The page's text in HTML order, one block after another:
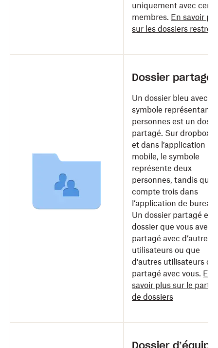
uniquement avec
membres. En savoir
sur les dossiers
Dossier partagé
Un dossier bleu avec
symbole représentant
personnes est un
partagé. Sur
et dans l’application
mobile, le symbole
représente deux
personnes, tandis qu’il
compte trois dans
l’application de bureau.
Un dossier partagé est
dossier que vous avez
partagé avec d’autres
utilisateurs ou que
d’autres utilisateurs ont
partagé avec vous. En
savoir plus sur le
de dossiers